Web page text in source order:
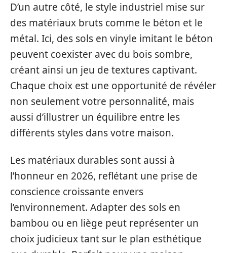
D’un autre côté, le style industriel mise sur
des matériaux bruts comme le béton et le
métal. Ici, des sols en vinyle imitant le béton
peuvent coexister avec du bois sombre,
créant ainsi un jeu de textures captivant.
Chaque choix est une opportunité de révéler
non seulement votre personnalité, mais
aussi d’illustrer un équilibre entre les
différents styles dans votre maison.
Les matériaux durables sont aussi à
l’honneur en 2026, reflétant une prise de
conscience croissante envers
l’environnement. Adapter des sols en
bambou ou en liège peut représenter un
choix judicieux tant sur le plan esthétique